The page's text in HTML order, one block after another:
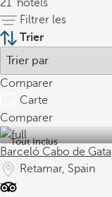
21 hôtels
Filtrer les
Trier
Comparer
Carte
Comparer
Tout Inclus
Barceló Cabo de Gata
Retamar, Spain